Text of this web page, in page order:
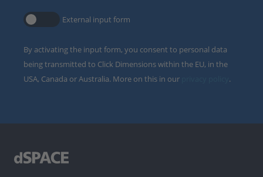
External input form
By activating the input form, you consent to personal data
being transmitted to Click Dimensions within the EU, in the
USA, Canada or Australia. More on this in our
.